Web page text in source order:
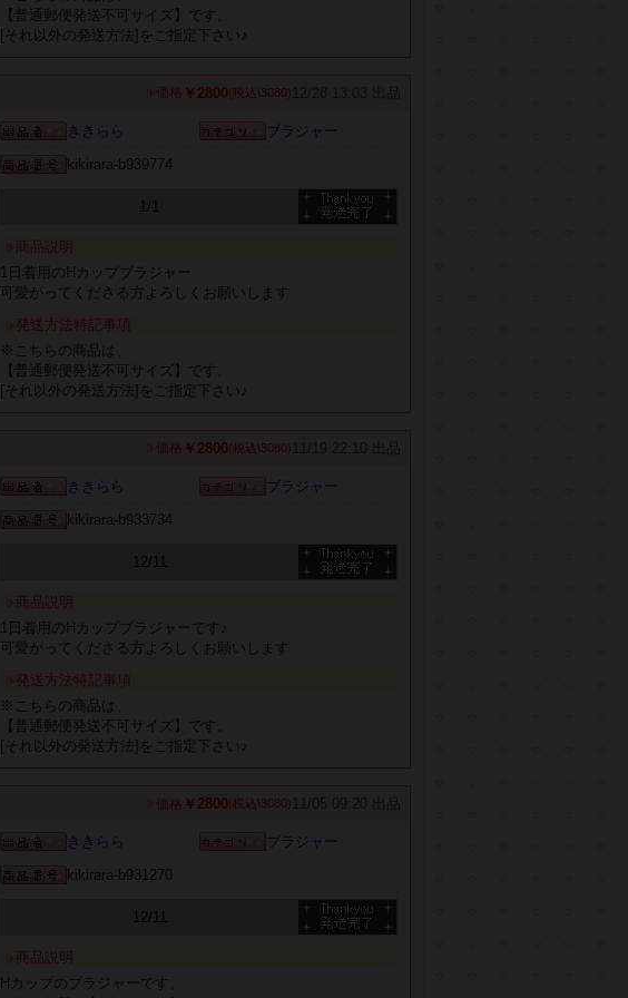
【普通郵便発送不可サイズ】です。
[それ以外の発送方法]をご指定下さい♪
価格 ￥2800 (税込\3080) 12/28 13:03 出品
ききらら
ブラジャー
kikirara-b939774
1/1
商品説明
1日着用のHカップブラジャー
可愛がってくださる方よろしくお願いします
発送方法特記事項
※こちらの商品は、
【普通郵便発送不可サイズ】です。
[それ以外の発送方法]をご指定下さい♪
価格 ￥2800 (税込\3080) 11/19 22:10 出品
ききらら
ブラジャー
kikirara-b933734
12/11
商品説明
1日着用のHカップブラジャーです♪
可愛がってくださる方よろしくお願いします
発送方法特記事項
※こちらの商品は、
【普通郵便発送不可サイズ】です。
[それ以外の発送方法]をご指定下さい♪
価格 ￥2800 (税込\3080)11/05 09:20 出品
ききらら
ブラジャー
kikirara-b931270
12/11
商品説明
Hカップのブラジャーです。